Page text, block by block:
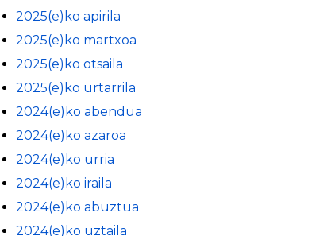
2025(e)ko apirila
2025(e)ko martxoa
2025(e)ko otsaila
2025(e)ko urtarrila
2024(e)ko abendua
2024(e)ko azaroa
2024(e)ko urria
2024(e)ko iraila
2024(e)ko abuztua
2024(e)ko uztaila